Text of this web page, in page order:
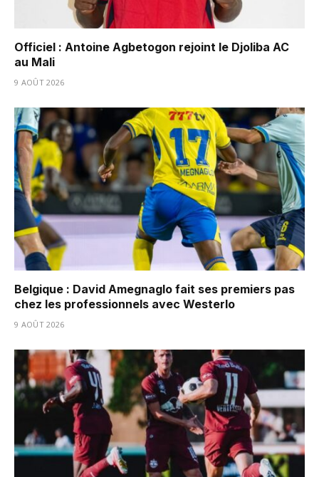
Officiel : Antoine Agbetogon rejoint le Djoliba AC
au Mali
9 AOÛT 2026
Belgique : David Amegnaglo fait ses premiers pas
chez les professionnels avec Westerlo
9 AOÛT 2026